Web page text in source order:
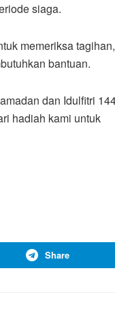
siaga.
memeriksa tagihan,
bantuan.
dan Idulfitri
hadiah kami untuk
Share